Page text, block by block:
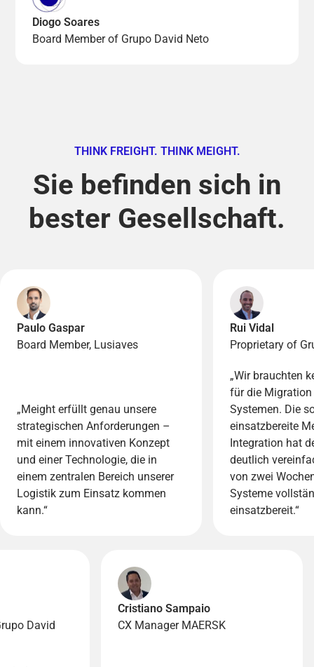
Diogo Soares
Board Member of Grupo David Neto
THINK FREIGHT. THINK MEIGHT.
Sie befinden sich in
bester Gesellschaft.
Paulo Gaspar
Board Member, Lusiaves
„Meight erfüllt genau unsere
strategischen Anforderungen –
mit einem innovativen Konzept
und einer Technologie, die in
einem zentralen Bereich unserer
Logistik zum Einsatz kommen
kann.“
Rui Vidal
Proprietary of
„Wir brauchten
für die
Systemen. Die
einsatzbereite
Integration hat
deutlich
von zwei
Systeme
einsatzbereit.“
David
Cristiano Sampaio
CX Manager MAERSK